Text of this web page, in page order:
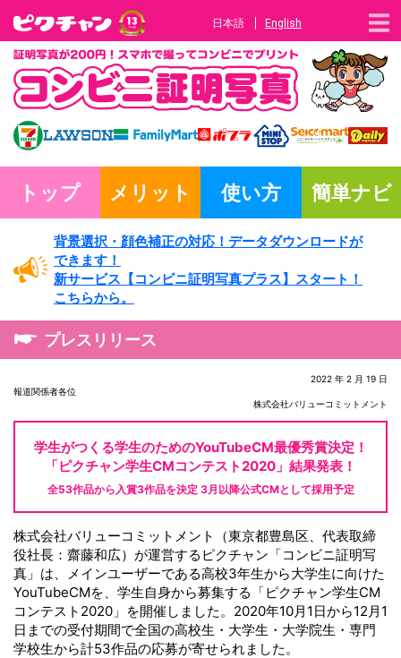
日本語 English
トップ メリット 使い方 簡単ナビ
背景選択・ 顔色補正の対応！ データダウンロードが
できます！
新サービス 【コンビニ証明写真プラス】
スタート！
こちらから。
プレスリリース
2022 年 2 月 19 日
報道関係者各位
株式会社バリューコミットメント
学生がつくる学生のためのYouTubeCM最優秀賞決定！
「ピクチャン学生CMコンテスト2020」 結果発表！
全53作品から入賞3作品を決定 3月以降公式CMとして採用予定
株式会社バリューコミットメント（東京都豊島区、代表取締
役社長：齋藤和広）が運営するピクチャン「コンビニ証明写
真」は、メインユーザーである高校3年生から大学生に向けた
YouTubeCMを、学生自身から募集する「ピクチャン学生CM
コンテスト2020」を開催しました。2020年10月1日から12月1
日までの受付期間で全国の高校生・大学生・大学院生・専門
学校生から計53作品の応募が寄せられました。